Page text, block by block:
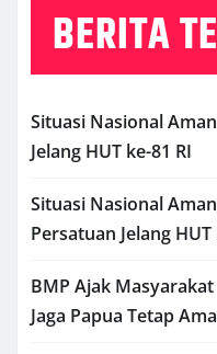
BERITA
Situasi Nasional
Jelang HUT ke-81 RI
Situasi Nasional
Persatuan Jelang HUT
BMP Ajak
Jaga Papua Tetap